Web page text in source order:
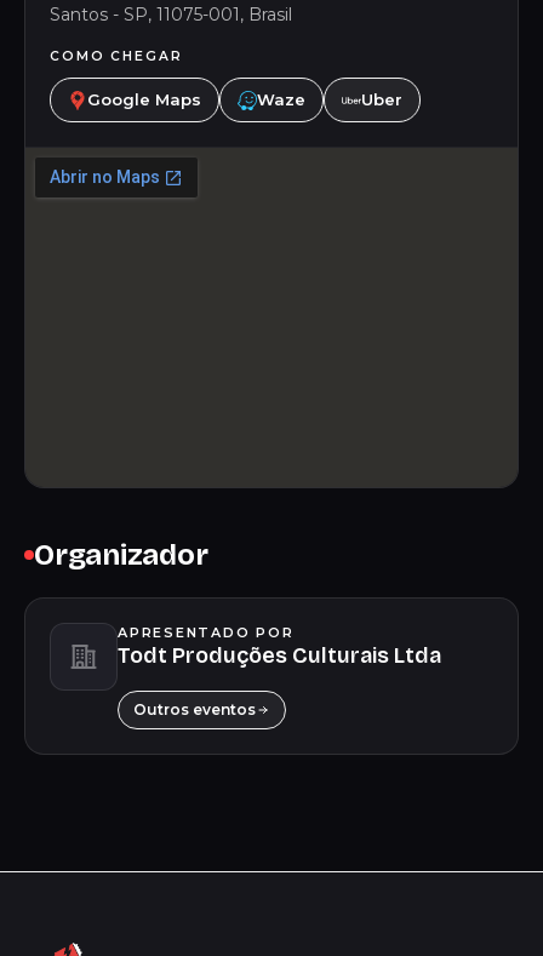
Santos - SP, 11075-001, Brasil
COMO CHEGAR
Google Maps Waze Uber
Organizador
APRESENTADO POR
Todt Produções Culturais Ltda
Outros eventos